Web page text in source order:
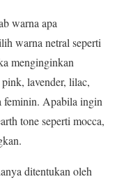
warna apa
warna netral seperti
menginginkan
lavender, lilac,
feminin. Apabila ingin
tone seperti mocca,
ditentukan oleh